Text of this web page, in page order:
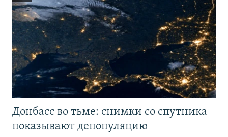
Донбасс во тьме: снимки со спутника
показывают депопуляцию